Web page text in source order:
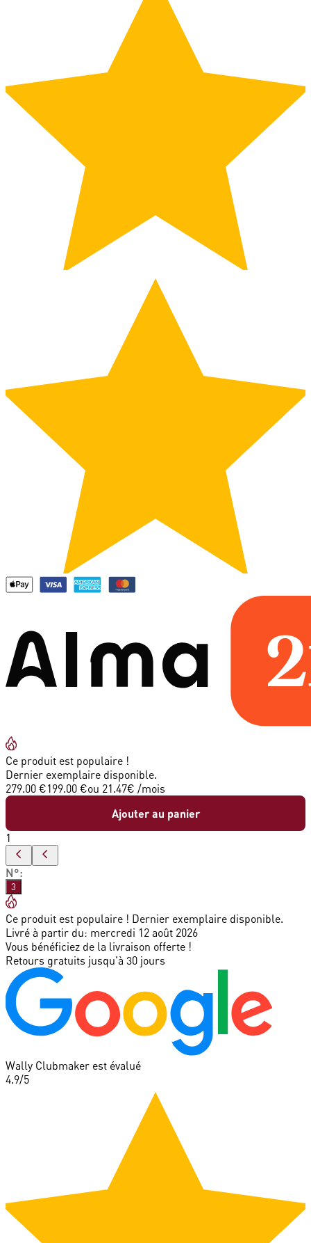
Ce produit est populaire !
Dernier exemplaire disponible.
279.00 €199.00 €ou 21.47€ /mois
Ajouter au panier
1
N°:
3
Ce produit est populaire ! Dernier exemplaire disponible.
Livré à partir du: mercredi 12 août 2026
Vous bénéficiez de la livraison offerte !
Retours gratuits jusqu'à 30 jours
Wally Clubmaker est évalué
4.9/5